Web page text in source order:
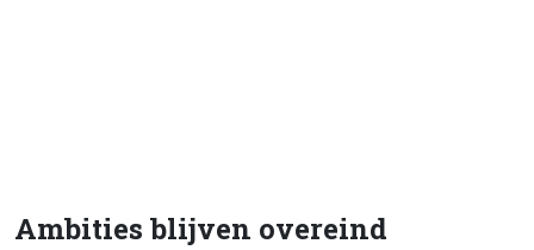
Ambities blijven overeind